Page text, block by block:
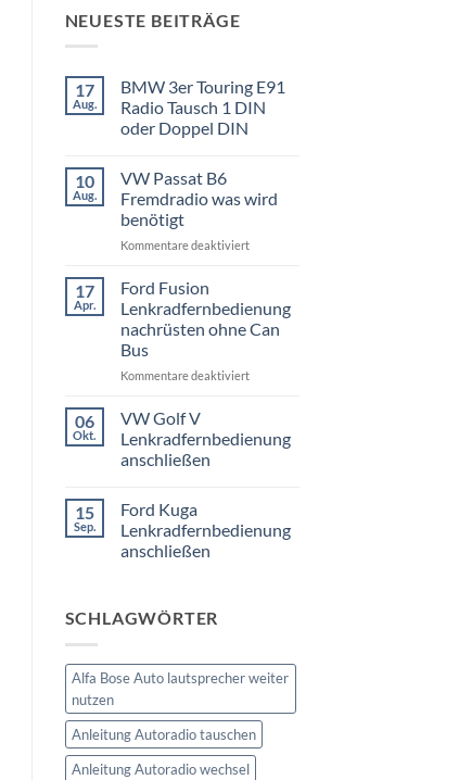
NEUESTE BEITRÄGE
17
Aug.
BMW 3er Touring E91
Radio Tausch 1 DIN
oder Doppel DIN
zu
BMW
3er
Touring
Radio
DIN
oder
Doppel
DIN
10
Aug.
VW Passat B6
Fremdradio was wird
benötigt
Kommentare deaktiviertfür
Fremdradio
was
benötigt
17
Apr.
Ford Fusion
Lenkradfernbedienung
nachrüsten ohne Can
Bus
Kommentare deaktiviertfür
nachrüsten
06
Okt.
VW Golf V
Lenkradfernbedienung
anschließen
zu
VW
Golf
V
15
Sep.
Ford Kuga
Lenkradfernbedienung
anschließen
Ford
Kuga
SCHLAGWÖRTER
Alfa Bose Auto lautsprecher weiter
nutzen
Anleitung Autoradio tauschen
Anleitung Autoradio wechsel